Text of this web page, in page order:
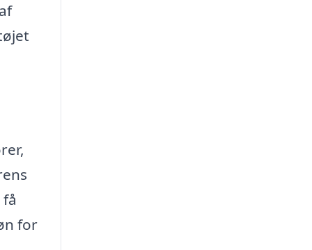
for